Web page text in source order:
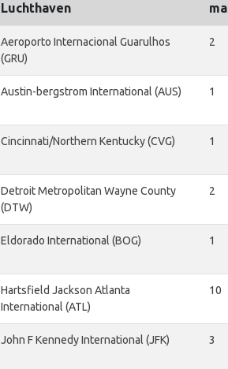
Luchthaven ma
Aeroporto Internacional Guarulhos
(GRU)
2
Austin-bergstrom International (AUS) 1
Cincinnati/Northern Kentucky (CVG) 1
Detroit Metropolitan Wayne County
(DTW)
2
Eldorado International (BOG) 1
Hartsfield Jackson Atlanta
International (ATL)
10
John F Kennedy International (JFK) 3